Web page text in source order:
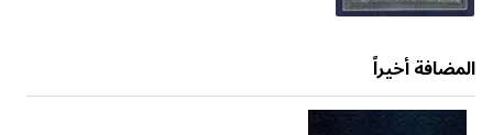
المضافة أخيراً